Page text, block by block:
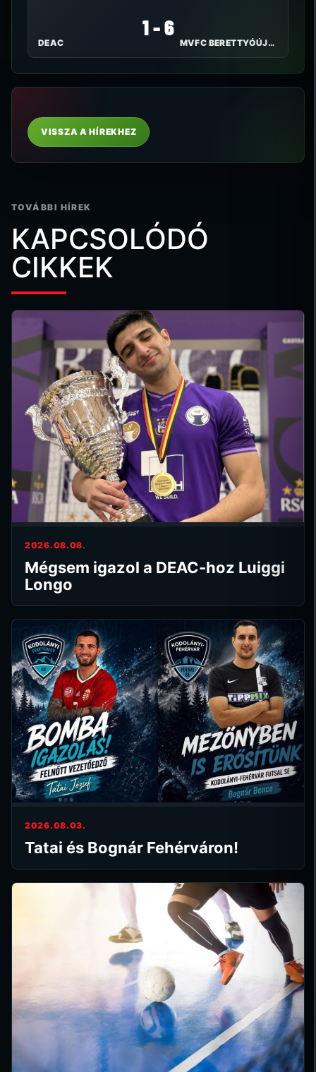
DEAC
1 - 6
MVFC BERETTYÓÚJFALU
VISSZA A HÍREKHEZ
TOVÁBBI HÍREK
KAPCSOLÓDÓ
CIKKEK
2026.08.08.
Mégsem igazol a DEAC-hoz Luiggi
Longo
2026.08.03.
Tatai és Bognár Fehérváron!